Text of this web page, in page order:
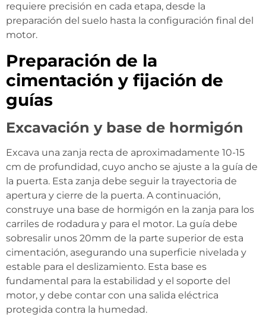
requiere precisión en cada etapa, desde la
preparación del suelo hasta la configuración final del
motor.
Preparación de la
cimentación y fijación de
guías
Excavación y base de hormigón
Excava una zanja recta de aproximadamente 10-15
cm de profundidad, cuyo ancho se ajuste a la guía de
la puerta. Esta zanja debe seguir la trayectoria de
apertura y cierre de la puerta. A continuación,
construye una base de hormigón en la zanja para los
carriles de rodadura y para el motor. La guía debe
sobresalir unos 20mm de la parte superior de esta
cimentación, asegurando una superficie nivelada y
estable para el deslizamiento. Esta base es
fundamental para la estabilidad y el soporte del
motor, y debe contar con una salida eléctrica
protegida contra la humedad.